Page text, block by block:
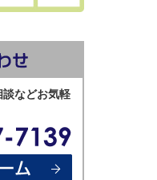
などお気軽